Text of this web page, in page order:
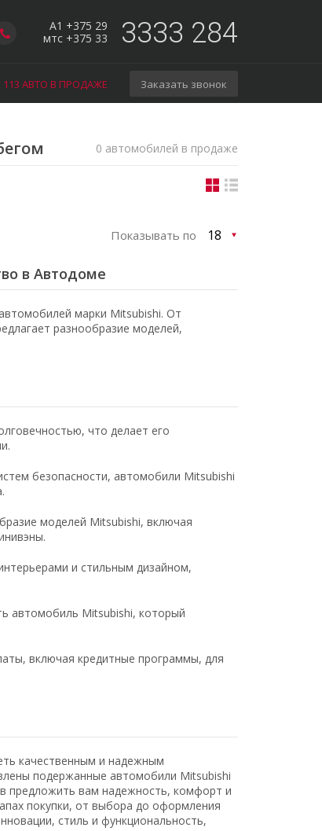
A1 +375 29
мтс +375 33
3333 284
113 АВТО В ПРОДАЖЕ Заказать звонок
0 автомобилей в продаже
Показывать по
в Автодоме
марки Mitsubishi. От
разнообразие моделей,
что делает его
безопасности, автомобили Mitsubishi
моделей Mitsubishi, включая
и стильным дизайном,
автомобиль Mitsubishi, который
включая кредитные программы, для
качественным и надежным
подержанные автомобили Mitsubishi
предложить вам надежность, комфорт и
покупки, от выбора до оформления
стиль и функциональность,